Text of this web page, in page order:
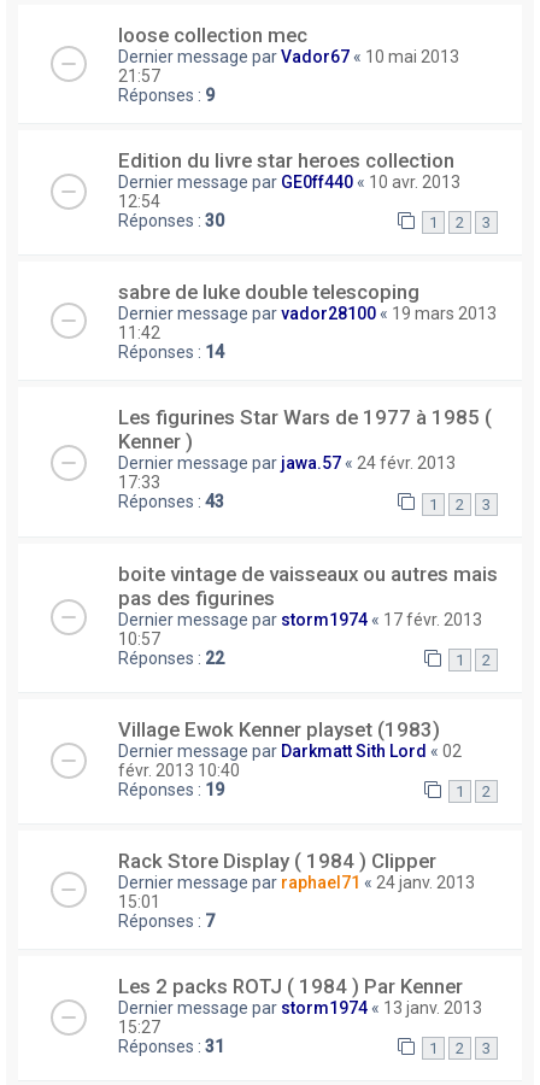
loose collection mec
Dernier message parVador67 « 10 mai 2013
21:57
Réponses : 9
Edition du livre star heroes collection
Dernier message par GE0ff440 « 10 avr. 2013
12:54
Réponses : 30 1 2 3
sabre de luke double telescoping
Dernier message parvador28100 « 19 mars 2013
11:42
Réponses : 14
Les figurines Star Wars de 1977 à 1985 (
Kenner )
Dernier message par jawa.57 « 24 févr. 2013
17:33
Réponses : 43 1 2 3
boite vintage de vaisseaux ou autres mais
pas des figurines
Dernier message par storm1974 « 17 févr. 2013
10:57
Réponses : 22 1 2
Village Ewok Kenner playset (1983)
Dernier message par Darkmatt Sith Lord « 02
févr. 2013 10:40
Réponses : 19 1 2
Rack Store Display ( 1984 ) Clipper
Dernier message par raphael71 « 24 janv. 2013
15:01
Réponses : 7
Les 2 packs ROTJ ( 1984 ) Par Kenner
Dernier message par storm1974 « 13 janv. 2013
15:27
Réponses : 31 1 2 3